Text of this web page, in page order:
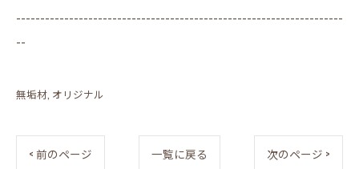
--------------------------------------------------------------------
--
無垢材 オリジナル
< 前のページ 一覧に戻る 次のページ >